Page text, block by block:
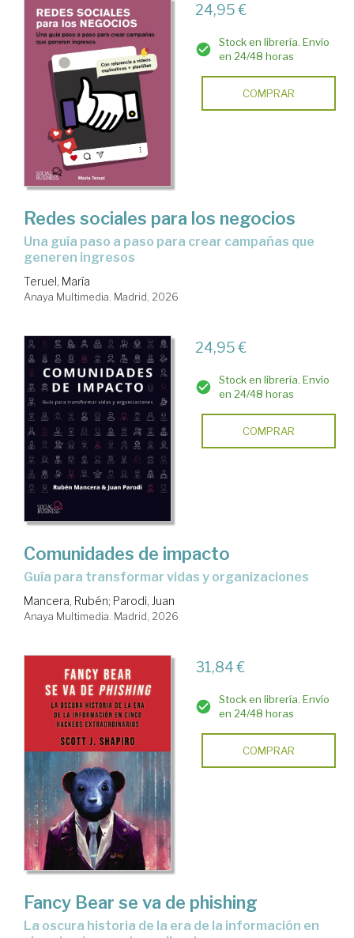
24,95 €
Stock en librería. Envío
en 24/48 horas
COMPRAR
Redes sociales para los negocios
Una guía paso a paso para crear campañas que
generen ingresos
Teruel, María
Anaya Multimedia. Madrid, 2026
24,95 €
Stock en librería. Envío
en 24/48 horas
COMPRAR
Comunidades de impacto
Guía para transformar vidas y organizaciones
Mancera, Rubén; Parodi, Juan
Anaya Multimedia. Madrid, 2026
31,84 €
Stock en librería. Envío
en 24/48 horas
COMPRAR
Fancy Bear se va de phishing
La oscura historia de la era de la información en